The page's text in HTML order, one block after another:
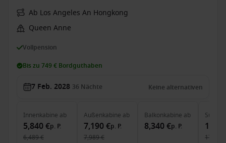
Ab Los Angeles An Hongkong
Queen Anne
Vollpension
Bis zu 749 € Bordguthaben
7 Feb. 2028 36 Nächte Keine alternativen
Innenkabine ab
5,840 €p. P.
6,489 €
Außenkabine ab
7,190 €p. P.
7,989 €
Balkonkabine ab
8,340 €p. P.
Suite
17,989